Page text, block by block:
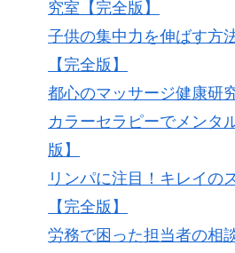
究室【完全版】
子供の集中力を伸ばす方
【完全版】
都心のマッサージ健康研
カラーセラピーでメンタ
版】
リンパに注目！キレイの
【完全版】
労務で困った担当者の相